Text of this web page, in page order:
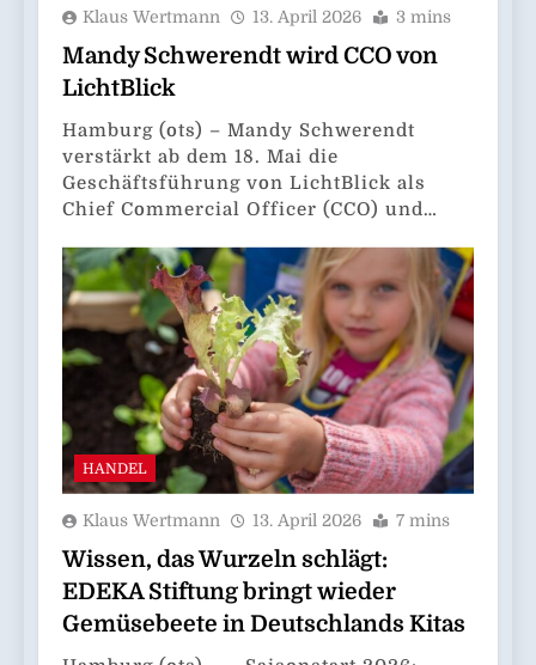
Klaus Wertmann 13. April 2026 3 mins
Mandy Schwerendt wird CCO von
LichtBlick
Hamburg (ots) – Mandy Schwerendt
verstärkt ab dem 18. Mai die
Geschäftsführung von LichtBlick als
Chief Commercial Officer (CCO) und…
HANDEL
Klaus Wertmann 13. April 2026 7 mins
Wissen, das Wurzeln schlägt:
EDEKA Stiftung bringt wieder
Gemüsebeete in Deutschlands Kitas